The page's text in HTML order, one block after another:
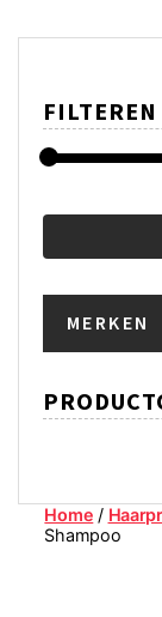
Beauty
MERKEN
Home /
Shampoo